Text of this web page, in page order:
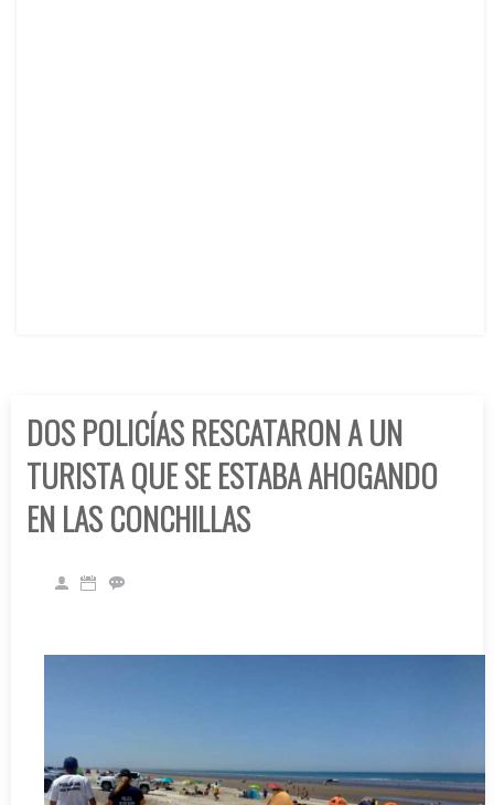
DOS POLICÍAS RESCATARON A UN
TURISTA QUE SE ESTABA AHOGANDO
EN LAS CONCHILLAS